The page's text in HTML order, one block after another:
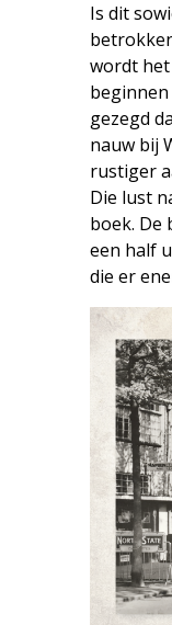
Is dit
wordt het
gezegd
nauw bij
rustiger
Die lust
boek. De
een half
die er